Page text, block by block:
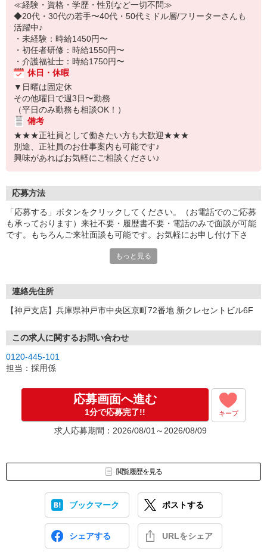
≪経験・資格・学歴・性別など一切不問≫
◆20代・30代の若手〜40代・50代ミドル層/フリーターさんも
活躍中♪
・未経験：時給1450円〜
・初任者研修：時給1550円〜
・介護福祉士：時給1750円〜
休日・休暇
▼日曜は固定休
その他曜日で週3日〜勤務
（平日のみ勤務も相談OK！）
備考
★★★正社員として働きたい方も大歓迎★★★
別途、正社員のお仕事案内も可能です♪
興味があればお気軽にご相談ください♪
応募方法
「応募する」ボタンをクリックしてください。（お電話でのご応募
も承っております）来社不要・履歴書不要・電話のみで面談が可能
です。もちろんご来社面談も可能です。お気軽にお申し付け下さ
もっと見る
連絡先住所
【神戸支店】兵庫県神戸市中央区京町72番地 新クレセントビル6F
この求人に関するお問い合わせ
0120-445-101
担当：採用係
応募画面へ進む
1分で応募完了!! キープ
求人応募期間：2026/08/01～2026/08/09
閲覧履歴を見る
ブックマーク ポストする
シェアする URLをシェア